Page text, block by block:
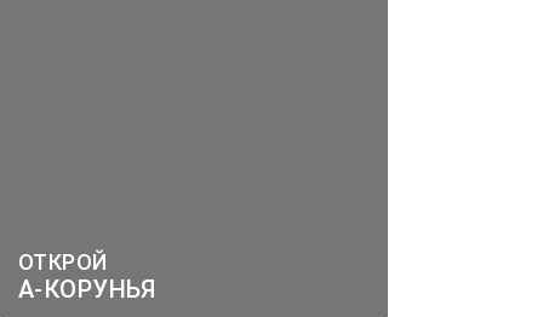
ОТКРОЙ
А-КОРУНЬЯ